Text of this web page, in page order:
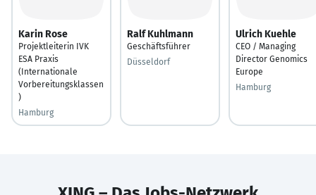
Karin Rose
Projektleiterin IVK
ESA Praxis
(Internationale
Vorbereitungsklassen
)
Hamburg
Ralf Kuhlmann
Geschäftsführer
Düsseldorf
Ulrich Kuehle
CEO / Managing
Director Genomics
Europe
Hamburg